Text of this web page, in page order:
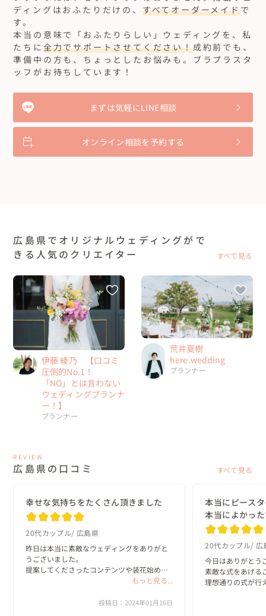
ディングはおふたりだけの、 すべてオーダーメイドで
す。
本当の意味で「おふたりらしい」ウェディングを、私
たちに 全力でサポートさせてください！成約前でも、
準備中の方も、ちょっとしたお悩みも。ブラプラスタ
ッフがお待ちしています！
まずは気軽にLINE相談
オンライン相談を予約する
広島県でオリジナルウェディングがで
きる人気のクリエイター
すべて見る
伊藤 綾乃 【口コミ
圧倒的No.1！
「NO」とは言わない
ウェディングプランナ
ー！】
プランナー
荒井夏樹
here.wedding
プランナー
REVIEW
広島県の口コミ すべて見る
幸せな気持ちをたくさん頂きました
20代カップル 広島県
昨日は本当に素敵なウェディングをありがと
うございました。
提案してくださったコンテンツや装花始め会
敵で終始興奮してました！
もっと見る...
投稿日：2024年01月16日
本当にピース
本当によかっ
20代カップル 広
今日はありがとう
素敵な式をあげる
理想通りの式が行